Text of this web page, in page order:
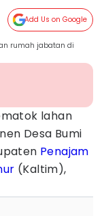
Add Us on Google
rumah jabatan di
lahan
Desa Bumi
Penajam
(Kaltim),